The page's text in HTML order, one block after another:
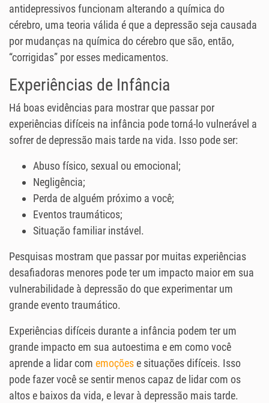
antidepressivos funcionam alterando a química do
cérebro, uma teoria válida é que a depressão seja causada
por mudanças na química do cérebro que são, então,
“corrigidas” por esses medicamentos.
Experiências de Infância
Há boas evidências para mostrar que passar por
experiências difíceis na infância pode torná-lo vulnerável a
sofrer de depressão mais tarde na vida. Isso pode ser:
Abuso físico, sexual ou emocional;
Negligência;
Perda de alguém próximo a você;
Eventos traumáticos;
Situação familiar instável.
Pesquisas mostram que passar por muitas experiências
desafiadoras menores pode ter um impacto maior em sua
vulnerabilidade à depressão do que experimentar um
grande evento traumático.
Experiências difíceis durante a infância podem ter um
grande impacto em sua autoestima e em como você
aprende a lidar com emoções e situações difíceis. Isso
pode fazer você se sentir menos capaz de lidar com os
altos e baixos da vida, e levar à depressão mais tarde.